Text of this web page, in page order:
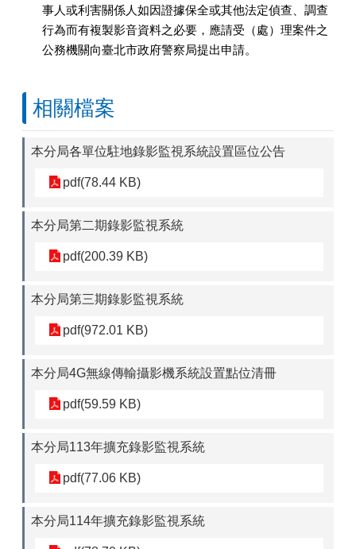
事人或利害關係人如因證據保全或其他法定偵查、調查
行為而有複製影音資料之必要，應請受（處）理案件之
公務機關向臺北市政府警察局提出申請。
相關檔案
本分局各單位駐地錄影監視系統設置區位公告
pdf(78.44 KB)
本分局第二期錄影監視系統
pdf(200.39 KB)
本分局第三期錄影監視系統
pdf(972.01 KB)
本分局4G無線傳輸攝影機系統設置點位清冊
pdf(59.59 KB)
本分局113年擴充錄影監視系統
pdf(77.06 KB)
本分局114年擴充錄影監視系統